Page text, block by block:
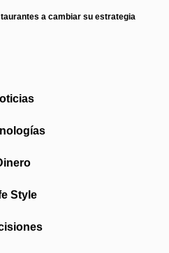
a cambiar su estrategia
Style